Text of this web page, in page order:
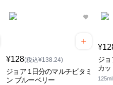
¥128(税込¥138.24)
ジョア 1日分のマルチビタミ
ン ブルーベリー
ジョ
カッ
125ml